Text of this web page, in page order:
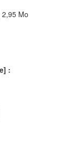
Mo
: